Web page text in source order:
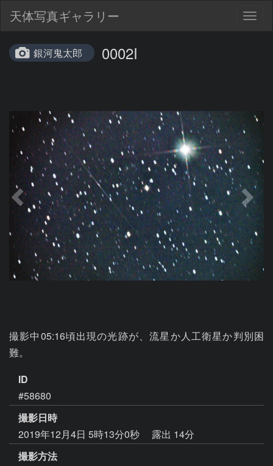
天体写真ギャラリー
銀河鬼太郎 0002I
撮影中05:16頃出現の光跡が、流星か人工衛星か判別困
難。
ID
#58680
撮影日時
2019年12月4日 5時13分0秒
露出 14分
撮影方法